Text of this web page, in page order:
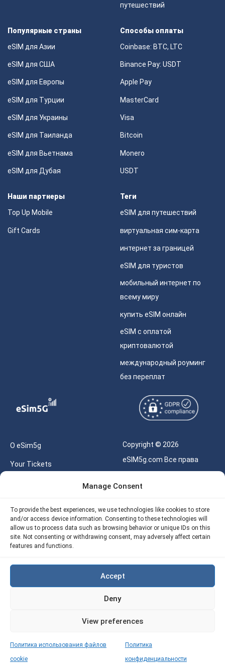
Manage Consent
To provide the best experiences, we use technologies like cookies to store
and/or access device information. Consenting to these technologies will
allow us to process data such as browsing behavior or unique IDs on this
site. Not consenting or withdrawing consent, may adversely affect certain
features and functions.
Accept
Deny
View preferences
Политика использования файлов
cookie
Политика
конфиденциальности
путешествий
Популярные страны
eSIM для Азии
eSIM для США
eSIM для Европы
eSIM для Турции
eSIM для Украины
eSIM для Таиланда
eSIM для Вьетнама
eSIM для Дубая
Способы оплаты
Coinbase: BTC, LTC
Binance Pay: USDT
Apple Pay
MasterCard
Visa
Bitcoin
Monero
USDT
Наши партнеры
Top Up Mobile
Gift Cards
Теги
eSIM для путешествий
виртуальная сим-карта
интернет за границей
eSIM для туристов
мобильный интернет по
всему миру
купить eSIM онлайн
eSIM с оплатой
криптовалютой
международный роуминг
без переплат
О eSim5g
Your Tickets
Калькулятор для eSIM
Политика возврата
eSIM5G
Copyright © 2026
eSIM5g.com Все права
Политика
конфиденциальности
Site Map